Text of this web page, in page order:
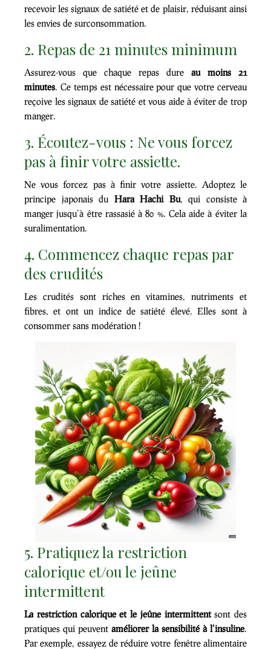
recevoir les signaux de satiété et de plaisir, réduisant ainsi
les envies de surconsommation.
2. Repas de 21 minutes minimum
Assurez-vous que chaque repas dure au moins 21
minutes. Ce temps est nécessaire pour que votre cerveau
reçoive les signaux de satiété et vous aide à éviter de trop
manger.
3. Écoutez-vous : Ne vous forcez
pas à finir votre assiette.
Ne vous forcez pas à finir votre assiette. Adoptez le
principe japonais du Hara Hachi Bu, qui consiste à
manger jusqu’à être rassasié à 80 %. Cela aide à éviter la
suralimentation.
4. Commencez chaque repas par
des crudités
Les crudités sont riches en vitamines, nutriments et
fibres, et ont un indice de satiété élevé. Elles sont à
consommer sans modération !
5. Pratiquez la restriction
calorique et/ou le jeûne
intermittent
La restriction calorique et le jeûne intermittentsont des
pratiques qui peuvent améliorer la sensibilité à l’insuline.
Par exemple, essayez de réduire votre fenêtre alimentaire